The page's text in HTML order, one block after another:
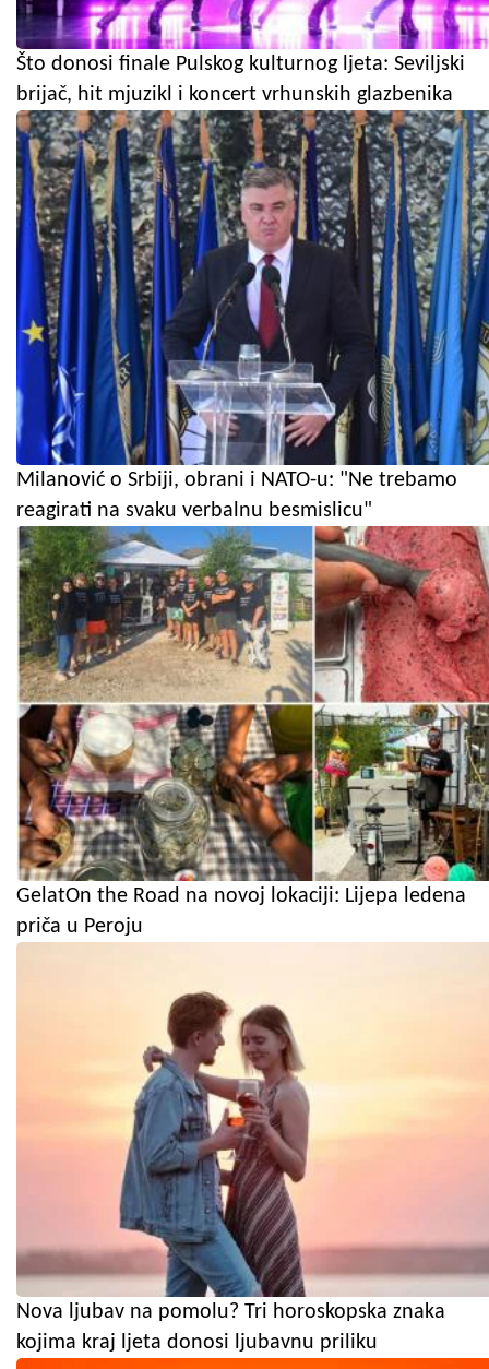
Što donosi finale Pulskog kulturnog ljeta: Seviljski
brijač, hit mjuzikl i koncert vrhunskih glazbenika
Milanović o Srbiji, obrani i NATO-u: "Ne trebamo
reagirati na svaku verbalnu besmislicu"
GelatOn the Road na novoj lokaciji: Lijepa ledena
priča u Peroju
Nova ljubav na pomolu? Tri horoskopska znaka
kojima kraj ljeta donosi ljubavnu priliku